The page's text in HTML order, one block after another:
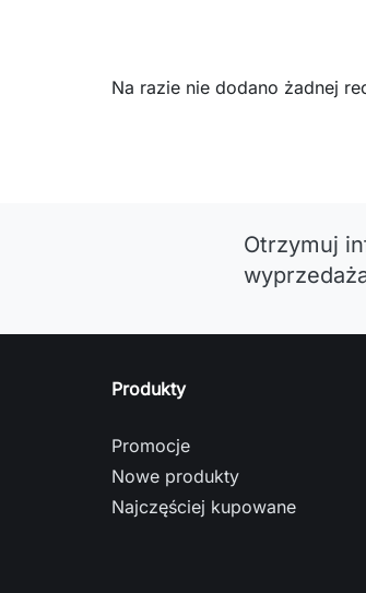
Na razie nie dodano żadnej
Otrzymuj
Produkty
Promocje
Nowe produkty
Najczęściej kupowane